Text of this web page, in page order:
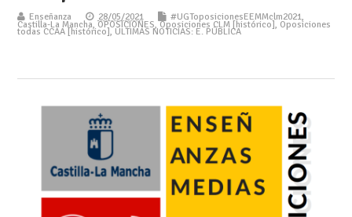
Enseñanza 28/05/2021 #UGToposicionesEEMMclm2021,
Castilla-La Mancha, OPOSICIONES,Oposiciones CLM [histórico], Oposiciones
todas CCAA [histórico], ÚLTIMAS NOTICIAS: E. PÚBLICA